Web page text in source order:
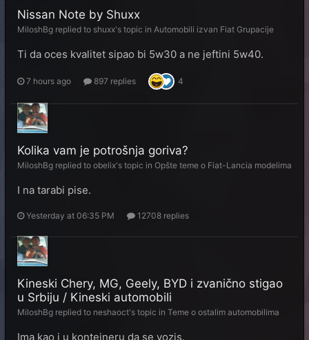
Nissan Note by Shuxx
MiloshBg replied to shuxx's topic in Automobili izvan Fiat Grupacije
Ti da oces kvalitet sipao bi 5w30 a ne jeftini 5w40.
7 hours ago 897 replies 4
Kolika vam je potrošnja goriva?
MiloshBg replied to obelix's topic in Opšte teme o Fiat-Lancia modelima
I na tarabi pise.
Yesterday at 06:35 PM 12708 replies
Kineski Chery, MG, Geely, BYD i zvanično stigao
u Srbiju / Kineski automobili
MiloshBg replied to neshaoct's topic in Teme o ostalim automobilima
Ima kao i u kontejneru da se vozis.